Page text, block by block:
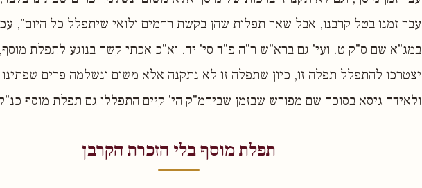
עבר זמנו בטל קרבנו, אבל שאר תפלות שהן בקשת רחמים ולואי שיתפלל כל היום",
במג"א שם ס"ק ט. ועי' גם ברא"ש ר"ה פ"ד סי' יד. וא"כ אכתי קשה בנוגע לתפלת
יצטרכו להתפלל תפלה זו, כיון שתפלה זו לא נתקנה אלא משום ונשלמה פרים
ולאידך גיסא בסוכה שם מפורש שבזמן שביהמ"ק הי' קיים התפללו גם תפלת מוסף
תפלת מוסף בלי הזכרת הקרבן